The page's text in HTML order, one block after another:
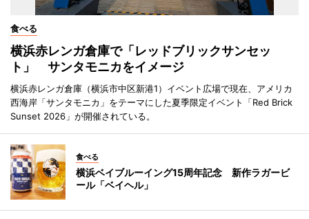
食べる
横浜赤レンガ倉庫で「レッドブリックサンセッ
ト」 サンタモニカをイメージ
横浜赤レンガ倉庫（横浜市中区新港1）イベント広場で現在、アメリカ
西海岸「サンタモニカ」をテーマにした夏季限定イベント「Red Brick
Sunset 2026」が開催されている。
食べる
横浜ベイブルーイング15周年記念 新作ラガービ
ール「ベイヘル」